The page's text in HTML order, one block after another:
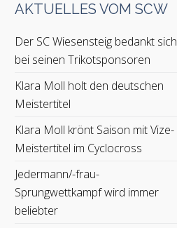
AKTUELLES VOM SCW
Der SC Wiesensteig bedankt sich
bei seinen Trikotsponsoren
Klara Moll holt den deutschen
Meistertitel
Klara Moll krönt Saison mit Vize-
Meistertitel im Cyclocross
Jedermann/-frau-
Sprungwettkampf wird immer
beliebter